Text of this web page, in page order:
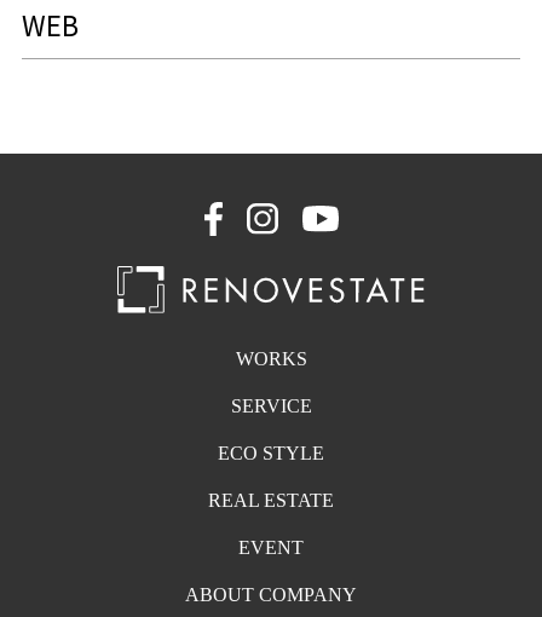
WEB
WORKS
SERVICE
ECO STYLE
REAL ESTATE
EVENT
ABOUT COMPANY